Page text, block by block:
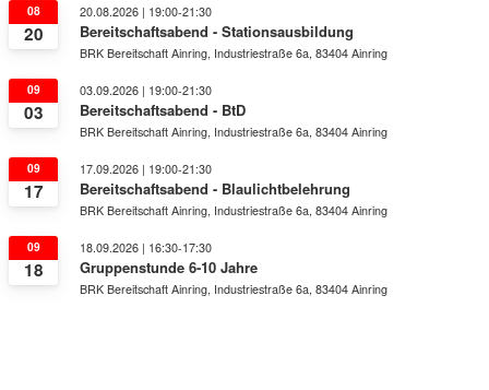
08
20
20.08.2026 | 19:00-21:30
Bereitschaftsabend - Stationsausbildung
BRK Bereitschaft Ainring, Industriestraße 6a, 83404 Ainring
09
03
03.09.2026 | 19:00-21:30
Bereitschaftsabend - BtD
BRK Bereitschaft Ainring, Industriestraße 6a, 83404 Ainring
09
17
17.09.2026 | 19:00-21:30
Bereitschaftsabend - Blaulichtbelehrung
BRK Bereitschaft Ainring, Industriestraße 6a, 83404 Ainring
09
18
18.09.2026 | 16:30-17:30
Gruppenstunde 6-10 Jahre
BRK Bereitschaft Ainring, Industriestraße 6a, 83404 Ainring